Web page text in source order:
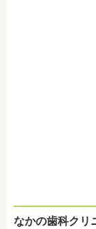
なかの歯科クリ